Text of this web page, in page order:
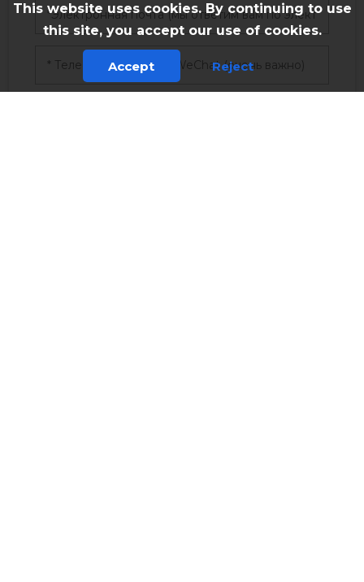
This website uses cookies. By continuing to use
this site, you accept our use of cookies.
Accept Reject